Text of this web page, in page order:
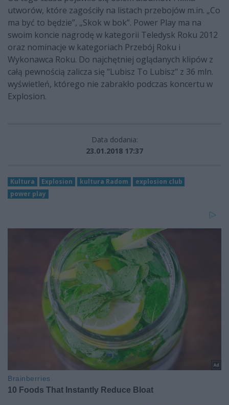
utworów, które zagościły na listach przebojów m.in. „Co
ma być to będzie”, „Skok w bok”. Power Play ma na
swoim koncie nagrodę w kategorii Teledysk Roku 2012
oraz nominacje w kategoriach Przebój Roku i
Wykonawca Roku. Do najchętniej oglądanych klipów z
całą pewnością zalicza się "Lubisz To Lubisz" z 36 mln.
wyświetleń, którego nie zabrakło podczas koncertu w
Explosion.
Data dodania:
23.01.2018 17:37
Kultura Explosion kultura Radom
explosion club
power play